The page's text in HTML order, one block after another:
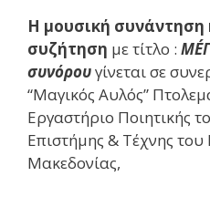
Η μουσική συνάντηση
συζήτηση με τίτλο : M
συνόρουγίνεται σε
“Μαγικός Αυλός”
Εργαστήριο Ποιητικής
Επιστήμης & Τέχνης
Μακεδονίας,